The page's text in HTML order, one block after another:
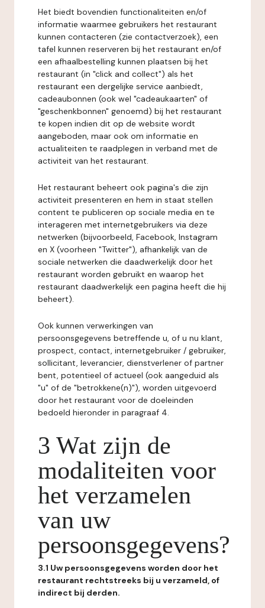
Het biedt bovendien functionaliteiten en/of
informatie waarmee gebruikers het restaurant
kunnen contacteren (zie contactverzoek), een
tafel kunnen reserveren bij het restaurant en/of
een afhaalbestelling kunnen plaatsen bij het
restaurant (in "click and collect") als het
restaurant een dergelijke service aanbiedt,
cadeaubonnen (ook wel "cadeaukaarten" of
"geschenkbonnen" genoemd) bij het restaurant
te kopen indien dit op de website wordt
aangeboden, maar ook om informatie en
actualiteiten te raadplegen in verband met de
activiteit van het restaurant.
Het restaurant beheert ook pagina's die zijn
activiteit presenteren en hem in staat stellen
content te publiceren op sociale media en te
interageren met internetgebruikers via deze
netwerken (bijvoorbeeld, Facebook, Instagram
en X (voorheen "Twitter"), afhankelijk van de
sociale netwerken die daadwerkelijk door het
restaurant worden gebruikt en waarop het
restaurant daadwerkelijk een pagina heeft die hij
beheert).
Ook kunnen verwerkingen van
persoonsgegevens betreffende u, of u nu klant,
prospect, contact, internetgebruiker / gebruiker,
sollicitant, leverancier, dienstverlener of partner
bent, potentieel of actueel (ook aangeduid als
"u" of de "betrokkene(n)"), worden uitgevoerd
door het restaurant voor de doeleinden
bedoeld hieronder in paragraaf 4.
3 Wat zijn de
modaliteiten voor
het verzamelen
van uw
persoonsgegevens?
3.1 Uw persoonsgegevens worden door het
restaurant rechtstreeks bij u verzameld, of
indirect bij derden.